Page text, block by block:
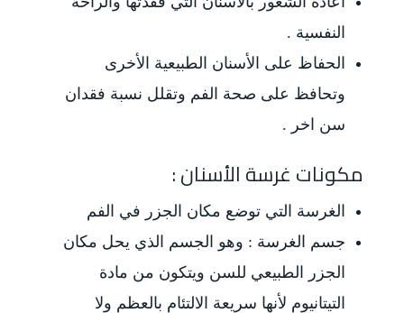
النفسية .
الحفاظ على الأسنان الطبيعية الأخرى
وتحافظ على صحة الفم وتقلل نسبة فقدان
سن اخر .
مكونات غرسة الأسنان :
الغرسة التي توضع مكان الجزر في الفم
جسم الغرسة : وهو الجسم الذي يحل مكان
الجزر الطبيعي للسن ويتكون من مادة
التيتانيوم لأنها سريعة الالتئام بالعظم ولا